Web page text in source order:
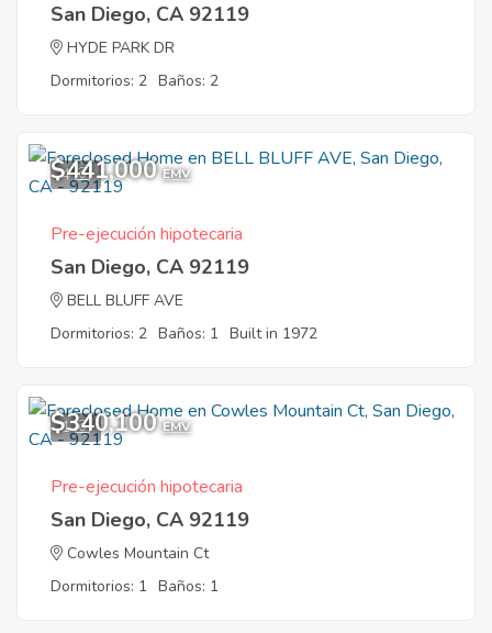
San Diego, CA 92119
HYDE PARK DR
Dormitorios: 2 Baños: 2
4
$441,000 EMV
Pre-ejecución hipotecaria
San Diego, CA 92119
BELL BLUFF AVE
Dormitorios: 2 Baños: 1 Built in 1972
1
$340,100 EMV
Pre-ejecución hipotecaria
San Diego, CA 92119
Cowles Mountain Ct
Dormitorios: 1 Baños: 1